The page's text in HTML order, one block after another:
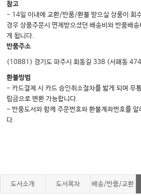
8. 요로감염
❶ 신우신염, 방광염 │ 312
❷ 신농양 │ 327
9. 혈관 내 감염
❶ 감염성 심내막염 │ 331
❷ 카테터 관련 혈류감염병(CRBSI) │ 341
❶ 구토에 대한 접근 │ 354
참고
- 14일 이내에 교환/반품/환불 받으실 상품이 회
경우 상품주문시 면제받으셨던 배송비와 반품배
게 됩니다.
반품주소
(10881) 경기도 파주시 회동길 338 (서패동
환불방법
- 카드결제 시 카드 승인취소절차를 밟게 되며 무
립금으로 변환 가능합니다.
- 반품도서와 함께 주문번호와 환불계좌번호를 알
다.
도서소개 도서목차 배송/반품/교환